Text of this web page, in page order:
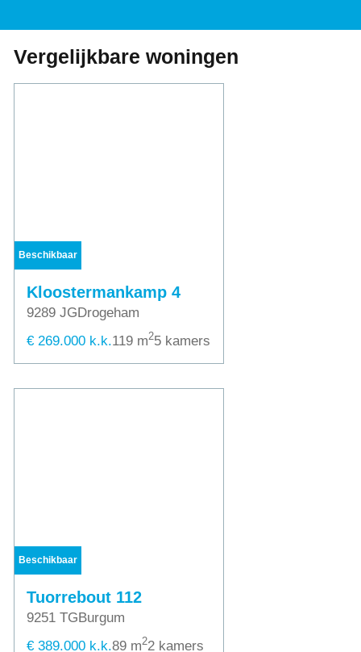
Vergelijkbare woningen
Beschikbaar
Kloostermankamp 4
9289 JGDrogeham
€ 269.000 k.k.119 m25 kamers
Beschikbaar
Tuorrebout 112
9251 TGBurgum
€ 389.000 k.k.89 m22 kamers